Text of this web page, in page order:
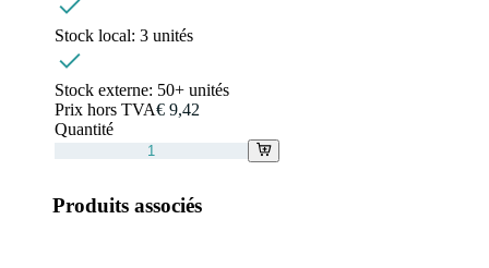
Stock local: 3 unités
Stock externe: 50+ unités
Prix hors TVA€ 9,42
Quantité
Produits associés